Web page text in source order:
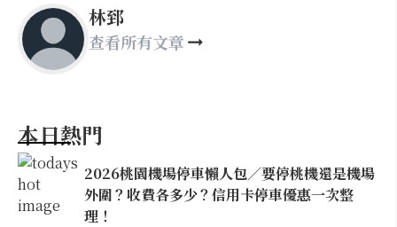
林郅
查看所有文章
本日熱門
2026桃園機場停車懶人包／要停桃機還是機場
外圍？收費各多少？信用卡停車優惠一次整
理！